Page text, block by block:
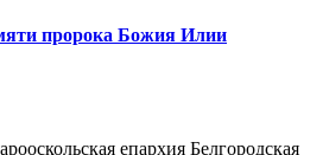
пророка Божия Илии
епархия Белгородская